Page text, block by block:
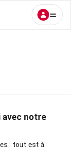
avec notre
: tout est à